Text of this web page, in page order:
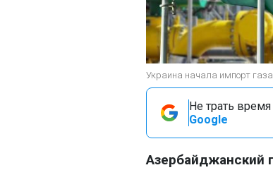
Украина начала импорт
Не трать
Google
Азербайджанский